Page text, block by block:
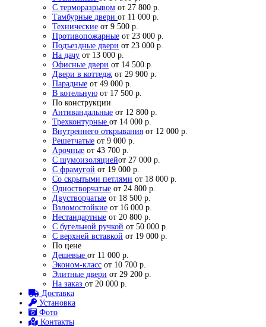
С терморазрывом от 27 800 р.
Тамбурные двери от 11 000 р.
Технические от 9 500 р.
Противопожарные от 23 000 р.
Подъездные двери от 23 000 р.
На дачу от 13 000 р.
Офисные двери от 14 500 р.
Двери в коттедж от 29 900 р.
Парадные от 49 000 р.
В котельную от 17 500 р.
По конструкции
Антивандальные от 12 800 р.
Трехконтурные от 14 000 р.
Внутреннего открывания от 12 000 р.
Решетчатые от 9 000 р.
Арочные от 43 700 р.
С шумоизоляциейот 27 000 р.
С фрамугой от 19 000 р.
Со скрытыми петлями от 18 000 р.
Одностворчатые от 24 800 р.
Двустворчатые от 18 500 р.
Взломостойкие от 16 000 р.
Нестандартные от 20 800 р.
С бугельной ручкой от 50 000 р.
С верхней вставкой от 19 000 р.
По цене
Дешевые от 11 000 р.
Эконом-класс от 10 700 р.
Элитные двери от 29 200 р.
На заказ от 20 000 р.
Доставка
Установка
Фото
Контакты